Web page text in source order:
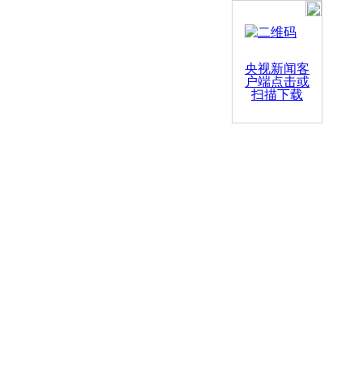
央视新闻客
户端点击或
扫描下载